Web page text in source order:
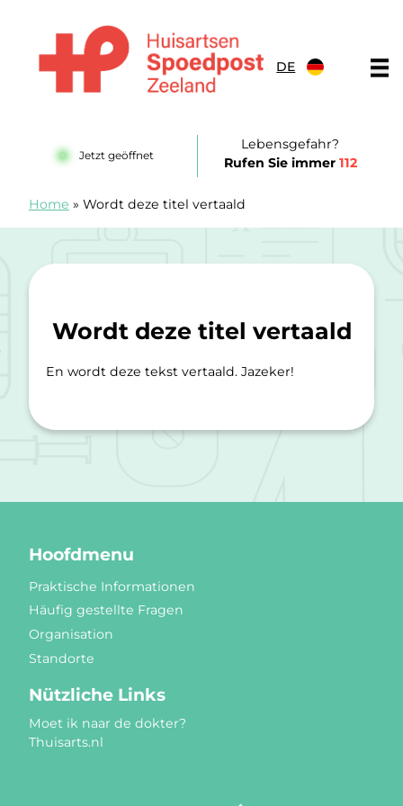
DE
Jetzt geöffnet
Lebensgefahr?
Rufen Sie immer 112
Home » Wordt deze titel vertaald
Wordt deze titel vertaald
En wordt deze tekst vertaald. Jazeker!
Hoofdmenu
Praktische Informationen
Häufig gestellte Fragen
Organisation
Standorte
Nützliche Links
Moet ik naar de dokter?
Thuisarts.nl